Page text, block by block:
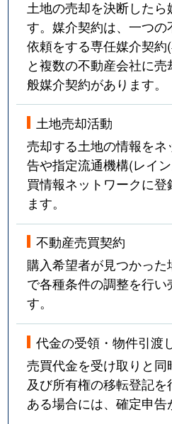
土地の売却を決断したら
す。媒介契約は、一つ
依頼をする専任媒介契
と複数の不動産会社に
般媒介契約があります。
土地売却活動
売却する土地の情報を
告や指定流通機構(レイ
買情報ネットワークに
ます。
不動産売買契約
購入希望者が見つかっ
で各種条件の調整を行い
す。
代金の受領・物件引渡
売買代金を受け取りと同
及び所有権の移転登記
ある場合には、確定申告